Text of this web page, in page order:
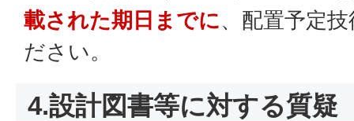
載された期日までに、配置予定
ださい。
4.設計図書等に対する質疑